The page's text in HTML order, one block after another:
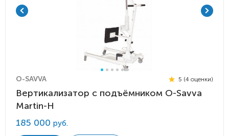
O-SAVVA 5 (4 оценки)
Вертикализатор с подъёмником O-Savva
Martin-H
185 000 руб.